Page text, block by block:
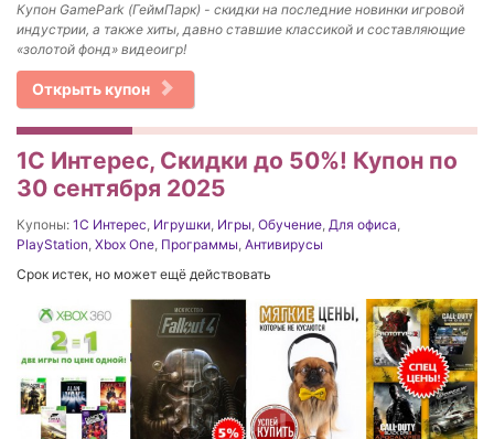
Купон GamePark (ГеймПарк) - скидки на последние новинки игровой
индустрии, а также хиты, давно ставшие классикой и составляющие
«золотой фонд» видеоигр!
Открыть купон
1С Интерес, Скидки до 50%! Купон по
30 сентября 2025
Купоны: 1С Интерес, Игрушки, Игры, Обучение, Для офиса,
PlayStation, Xbox One, Программы, Антивирусы
Срок истек, но может ещё действовать